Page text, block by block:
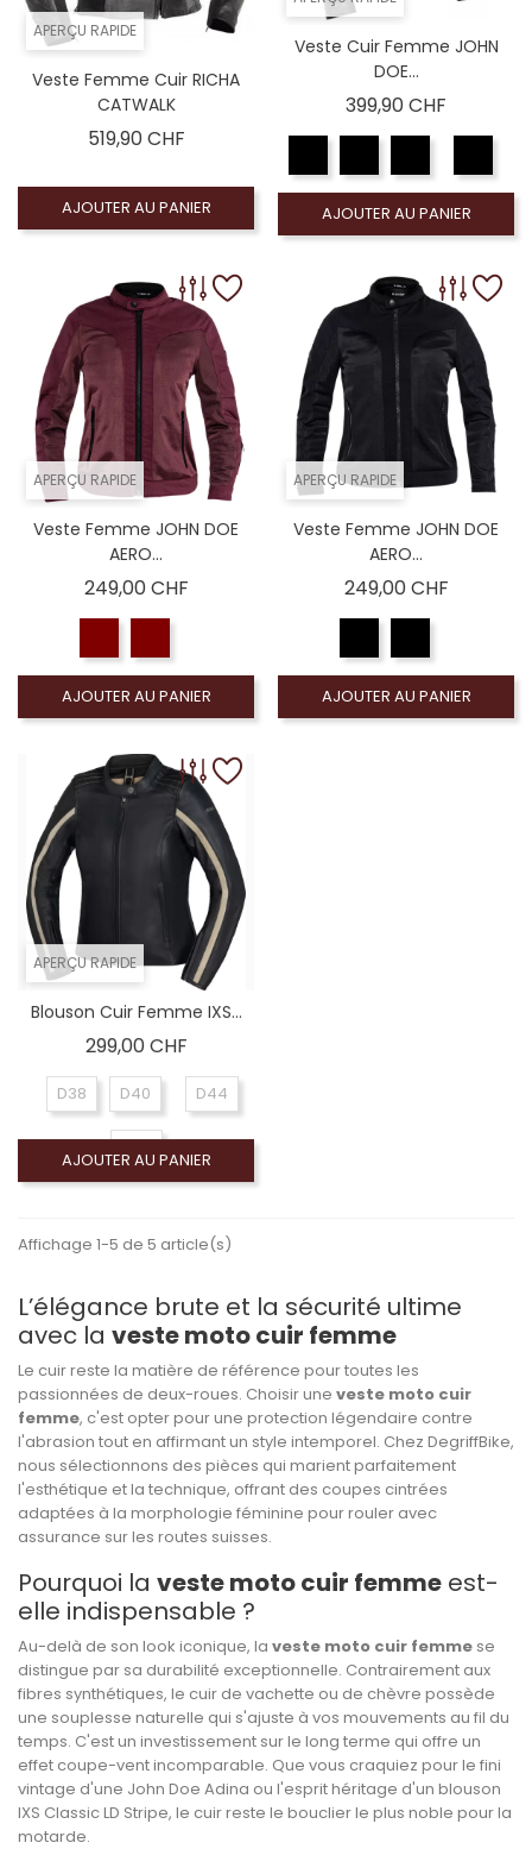
APERÇU RAPIDE
Veste Femme Cuir RICHA
CATWALK
519,90 CHFPrix
AJOUTER AU PANIER
Veste Cuir Femme JOHN
DOE...
399,90 CHF
AJOUTER AU PANIER
APERÇU RAPIDE
Veste Femme JOHN DOE
AERO...
249,00 CHFPrix
AJOUTER AU PANIER
APERÇU RAPIDE
Veste Femme JOHN DOE
AERO...
249,00 CHFPrix
AJOUTER AU PANIER
APERÇU RAPIDE
Blouson Cuir Femme IXS...
299,00 CHFPrix
D38 D40 D44
D46
AJOUTER AU PANIER
Affichage 1-5 de 5 article(s)
L’élégance brute et la sécurité ultime
avec la veste moto cuir femme
Le cuir reste la matière de référence pour toutes les
passionnées de deux-roues. Choisir une veste moto cuir
femme, c'est opter pour une protection légendaire contre
l'abrasion tout en affirmant un style intemporel. Chez DegriffBike,
nous sélectionnons des pièces qui marient parfaitement
l'esthétique et la technique, offrant des coupes cintrées
adaptées à la morphologie féminine pour rouler avec
assurance sur les routes suisses.
Pourquoi la veste moto cuir femme est-
elle indispensable ?
Au-delà de son look iconique, la veste moto cuir femme se
distingue par sa durabilité exceptionnelle. Contrairement aux
fibres synthétiques, le cuir de vachette ou de chèvre possède
une souplesse naturelle qui s'ajuste à vos mouvements au fil du
temps. C'est un investissement sur le long terme qui offre un
effet coupe-vent incomparable. Que vous craquiez pour le fini
vintage d'une John Doe Adina ou l'esprit héritage d'un blouson
IXS Classic LD Stripe, le cuir reste le bouclier le plus noble pour la
motarde.